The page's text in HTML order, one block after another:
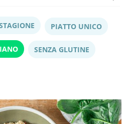
PIATTO UNICO
SENZA GLUTINE